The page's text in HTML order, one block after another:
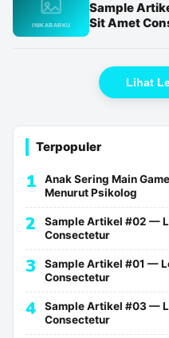
Sample
Sit Amet
Lihat
Terpopuler
1
Anak Sering Main
Menurut Psikolog
2
Sample Artikel #02 —
Consectetur
3
Sample Artikel #01 —
Consectetur
4
Sample Artikel #03 —
Consectetur